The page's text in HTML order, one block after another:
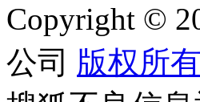
Copyright ©
公司 版权所有